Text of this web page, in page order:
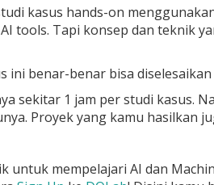
kasus hands-on
tools. Tapi konsep dan teknik
ini benar-benar bisa diselesaikan
sekitar 1 jam per studi kasus.
Proyek yang kamu hasilkan
untuk mempelajari AI dan